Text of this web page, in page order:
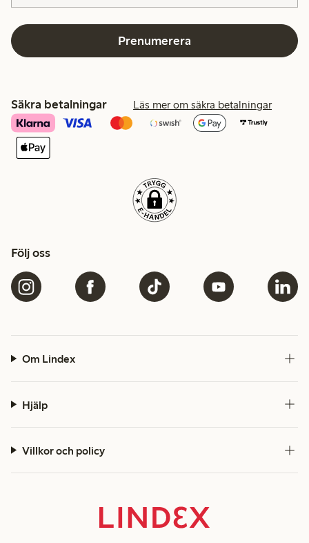
Prenumerera
Säkra betalningar Läs mer om säkra betalningar
Följ oss
Om Lindex
Hjälp
Villkor och policy